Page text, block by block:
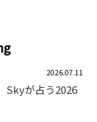
2026.07.11
Skyが占う2026